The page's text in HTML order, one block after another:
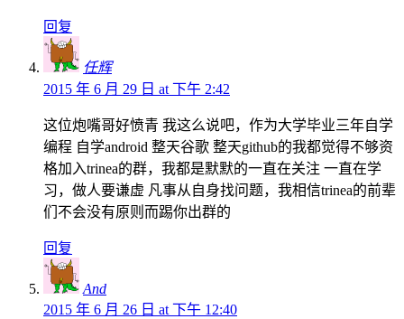
回复
任辉
2015 年 6 月 29 日 at 下午 2:42
这位炮嘴哥好愤青 我这么说吧，作为大学毕业三年自学
编程 自学android 整天谷歌 整天github的我都觉得不够资
格加入trinea的群，我都是默默的一直在关注 一直在学
习，做人要谦虚 凡事从自身找问题，我相信trinea的前辈
们不会没有原则而踢你出群的
回复
And
2015 年 6 月 26 日 at 下午 12:40